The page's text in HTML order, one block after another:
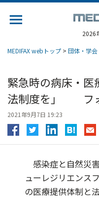
2026
MEDIFAX webトップ > 団体・学会
緊急時の病床・医
法制度を」 フ
2021年9月7日 19:23
感染症と自然災
ューレジリエンス
の医療提供体制と